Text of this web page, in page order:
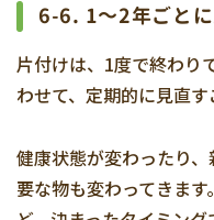
6-6. 1～2年ごと
片付けは、1度で終わり
わせて、定期的に見直す
健康状態が変わったり
要な物も変わってきま